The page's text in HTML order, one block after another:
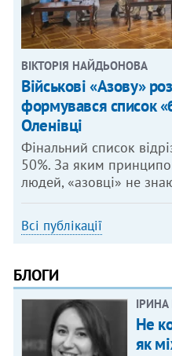
ВІКТОРІЯ НАЙДЬОНОВА
Військові «Азову»
формувався список
Оленівці
Фінальний список
50%. За яким
людей, «азовці» не
Всі публікації
БЛОГИ
Не
як